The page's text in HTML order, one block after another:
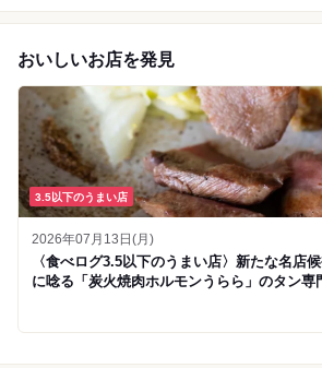
おいしいお店を発見
3.5以下のうまい店
2026年07月13日(月)
〈食べログ3.5以下のうまい店〉新たな名店
に唸る「炭火焼肉ホルモンうらら」のタン専